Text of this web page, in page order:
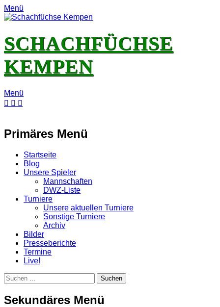
Menü
SCHACHFÜCHSE
KEMPEN
Menü
E-
FeedYouTube
Primäres Menü
Zum
Inhalt
springen
Startseite
Blog
Unsere Spieler
Mannschaften
DWZ-Liste
Turniere
Unsere aktuellen Turniere
Sonstige Turniere
Archiv
Bilder
Presseberichte
Termine
Live!
Suchen
Suchen
nach:
Sekundäres Menü